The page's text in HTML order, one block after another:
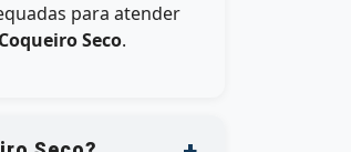
para atender
Coqueiro Seco.